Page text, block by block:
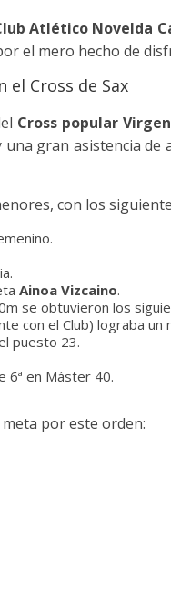
Atlético Novelda
el mero hecho de
Cross de Sax
Cross popular
gran asistencia de
con los
Ainoa Vizcaino.
se obtuvieron los
con el Club) lograba un
puesto 23.
6ª en Máster 40.
por este orden: